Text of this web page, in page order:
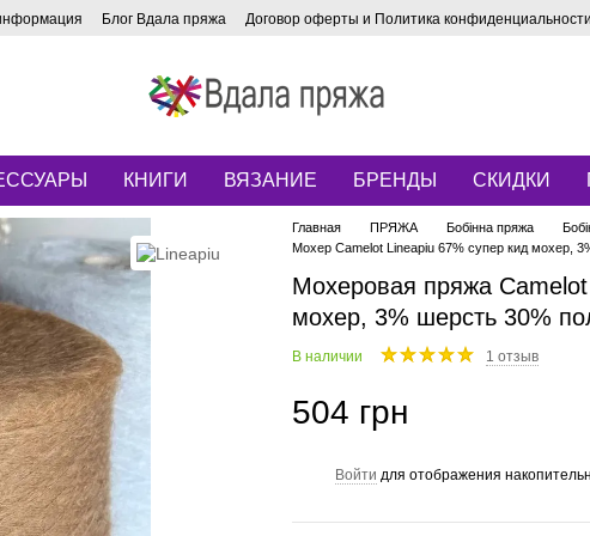
Блог Вдала пряжа Договор оферты и Политика конфиденциальности
КНИГИ ВЯЗАНИЕ БРЕНДЫ СКИДКИ
Главная ПРЯЖА Бобінна пряжа
Мохер Camelot Lineapiu 67% супер кид мохер,
Мохеровая пряжа
мохер, 3% шерсть 30%
В наличии 1 отзыв
504 грн
Войти для отображения